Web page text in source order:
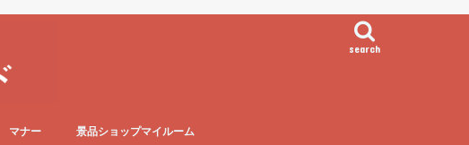
search
マナー 景品ショップマイルーム